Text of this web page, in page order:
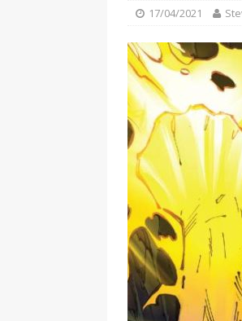
17/04/2021